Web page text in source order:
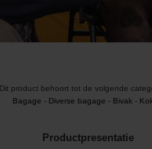
Dit product behoort tot de volgende
Bagage - Diverse bagage - Bivak -
Productpresentatie